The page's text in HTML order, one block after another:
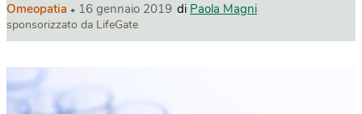
Omeopatia 16 gennaio 2019 di Paola Magni
sponsorizzato da LifeGate